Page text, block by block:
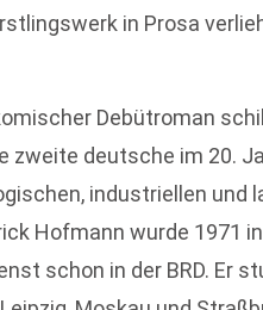
in Prosa
Debütroman
zweite deutsche im 20.
industriellen und
Hofmann wurde 1971
schon in der BRD. Er